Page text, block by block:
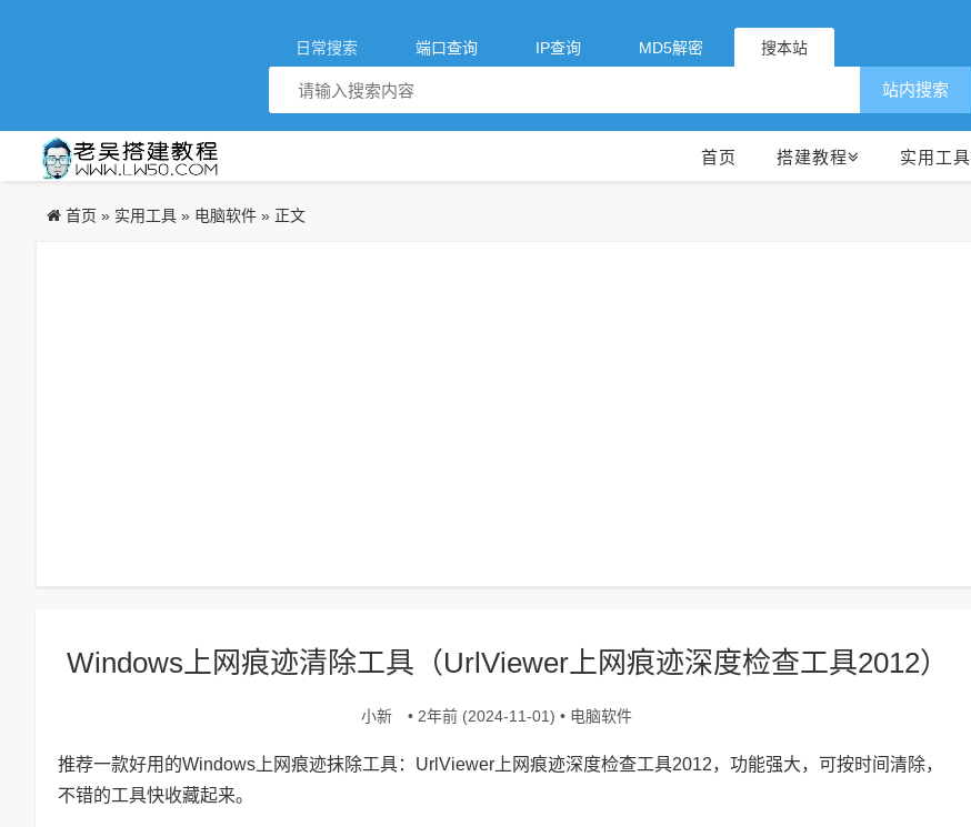
日常搜索 端口查询 IP查询 MD5解密 搜本站
站内搜索
首页 搭建教程 实用工具
首页 » 实用工具 » 电脑软件 » 正文
Windows上网痕迹清除工具（UrlViewer上网痕迹深度检查工具2012）
小新 • 2年前 (2024-11-01) • 电脑软件
推荐一款好用的Windows上网痕迹抹除工具：UrlViewer上网痕迹深度检查工具2012，功能强大，可按时间清除，
不错的工具快收藏起来。